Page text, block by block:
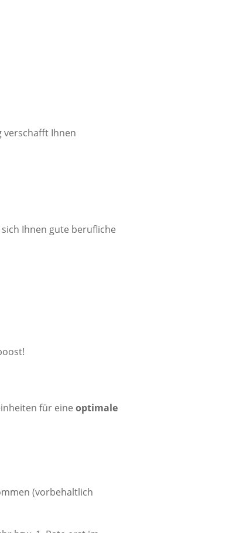
Ihnen
Ihnen gute berufliche
für eine optimale
(vorbehaltlich